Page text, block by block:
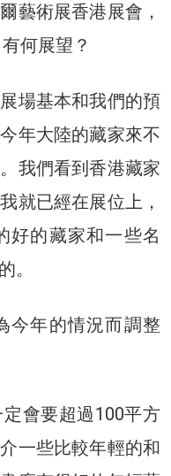
藝術展香港展會，
何展望？
場基本和我們的預
年大陸的藏家來不
我們看到香港藏家
就已經在展位上，
好的藏家和一些名
。
今年的情況而調整
會要超過100平方
一些比較年輕的和